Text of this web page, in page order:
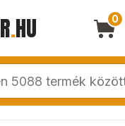
.HU 0